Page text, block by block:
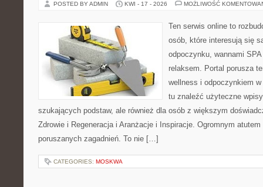
POSTED BY ADMIN KWI - 17 - 2026 MOŻLIWOŚĆ
Ten serwis online to
osób, które interesują się
odpoczynku, wannami
relaksem. Portal porusza
wellness i odpoczynkiem
tu znaleźć użyteczne
szukających podstaw, ale również dla osób z większym
Zdrowie i Regeneracja i Aranżacje i Inspiracje. Ogromnym
poruszanych zagadnień. To nie […]
CATEGORIES: MOSKWA